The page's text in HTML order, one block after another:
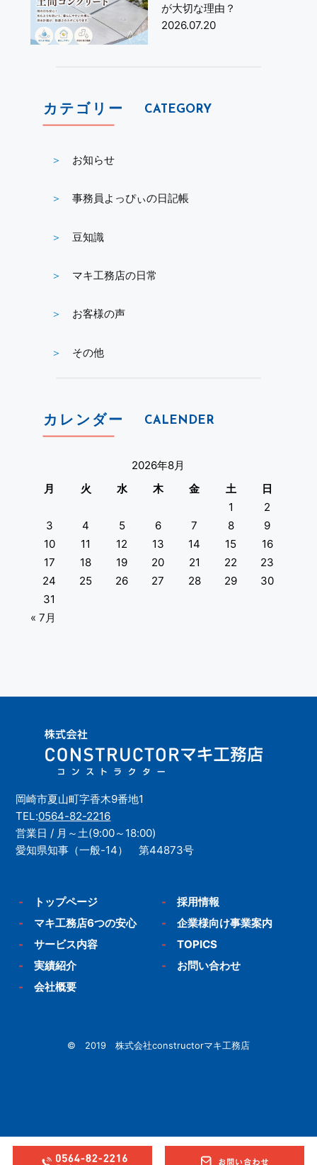
が大切な理由？
2026.07.20
カテゴリー CATEGORY
お知らせ
事務員よっぴぃの日記帳
豆知識
マキ工務店の日常
お客様の声
その他
カレンダー CALENDER
2026年8月
月
火 水 木 金 土
日
1
2
3
4 5 6 7 8
9
10
11 12 13 14 15
16
17
18 19 20 21 22
23
24
25 26 27 28 29
30
31
« 7月
岡崎市夏山町字香木9番地1
TEL:0564-82-2216
営業日 / 月～土(9:00～18:00)
愛知県知事（一般-14） 第44873号
-
トップページ
-
マキ工務店6つの安心
-
サービス内容
-
実績紹介
-
会社概要
-
採用情報
-
企業様向け事業案内
-
TOPICS
-
お問い合わせ
© 2019 株式会社constructorマキ工務店